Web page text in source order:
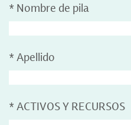
* Nombre de pila
* Apellido
* ACTIVOS Y RECURSOS